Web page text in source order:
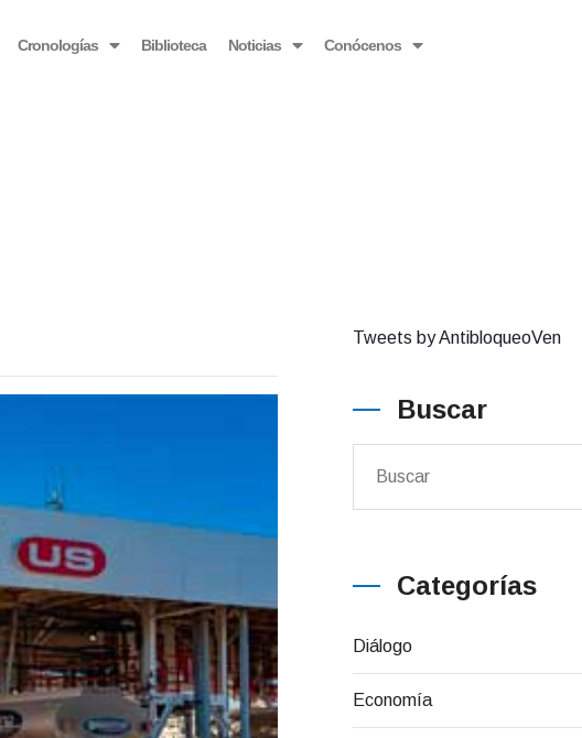
Cronologías Biblioteca Noticias Conócenos
Tweets by AntibloqueoVen
Buscar
Categorías
Diálogo
Economía